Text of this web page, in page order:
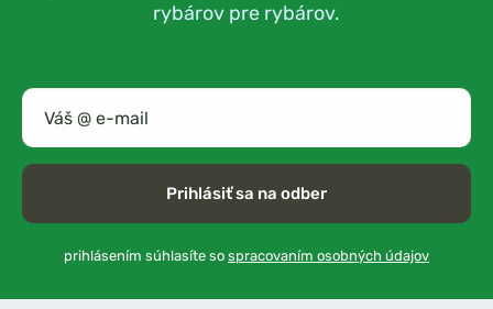
rybárov pre rybárov.
Prihlásiť sa na odber
prihlásením súhlasíte so spracovaním osobných údajov